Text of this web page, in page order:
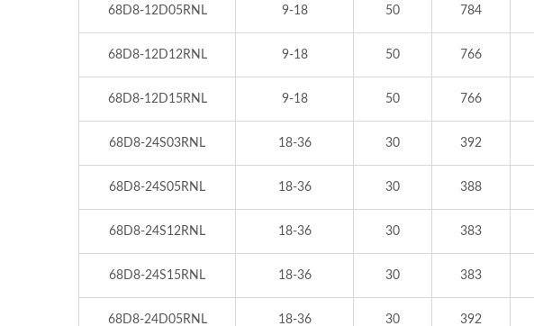
68D8-12D05RNL 9-18 50 784
68D8-12D12RNL 9-18 50 766
68D8-12D15RNL 9-18 50 766
68D8-24S03RNL 18-36 30 392
68D8-24S05RNL 18-36 30 388
68D8-24S12RNL 18-36 30 383
68D8-24S15RNL 18-36 30 383
68D8-24D05RNL 18-36 30 392